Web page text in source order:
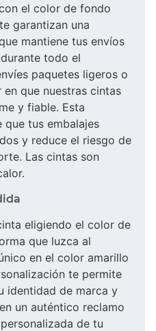
el color de fondo
garantizan una
mantiene tus envíos
todo el
paquetes ligeros o
que nuestras cintas
y fiable. Esta
que tus embalajes
y reduce el riesgo de
Las cintas son
eligiendo el color de
que luzca al
en el color amarillo
te permite
identidad de marca y
un auténtico reclamo
de tu